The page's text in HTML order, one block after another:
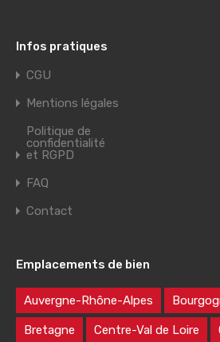
Infos pratiques
CGU
Mentions légales
Politique de
confidentialité
et RGPD
FAQ
Contact
Emplacements de bien
Auvergne-Rhône-Alpes
Bretagne Centre-Val de Loire